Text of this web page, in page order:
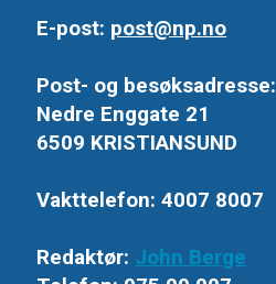
E-post: post@np.no
Post- og besøksadresse:
Nedre Enggate 21
6509 KRISTIANSUND
Vakttelefon: 4007 8007
Redaktør: John Berge